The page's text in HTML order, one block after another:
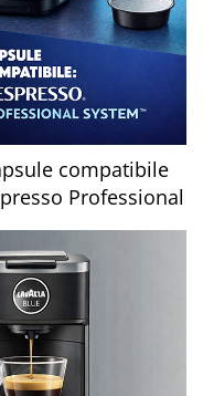
compatibile
Professional